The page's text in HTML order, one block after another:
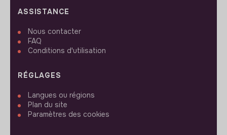
ASSISTANCE
Nous contacter
FAQ
Conditions d'utilisation
RÉGLAGES
Langues ou régions
Plan du site
Paramètres des cookies